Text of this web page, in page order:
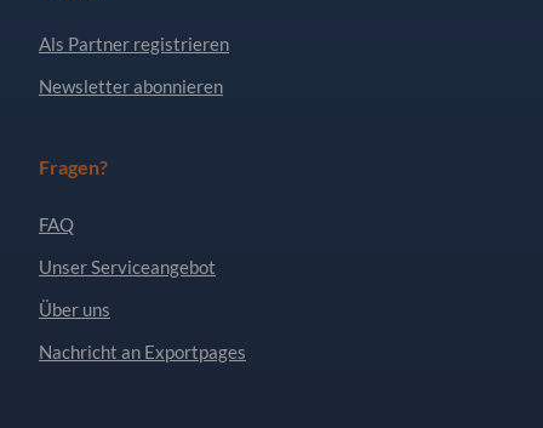
Als Partner registrieren
Newsletter abonnieren
Fragen?
FAQ
Unser Serviceangebot
Über uns
Nachricht an Exportpages